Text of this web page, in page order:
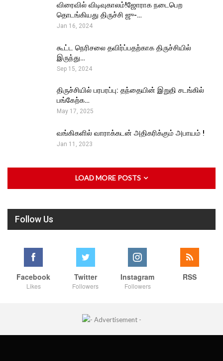
விரைவில் விடிவுகாலம்!ஜோராக நடைபெற
தொடங்கியது திருச்சி ஜு-…
Jan 16, 2024
கூட்ட நெரிசலை தவிர்ப்பதற்காக திருச்சியில்
இருந்து…
Sep 15, 2024
திருச்சியில் பரபரப்பு: தந்தையின் இறுதி சடங்கில்
பங்கேற்க…
May 17, 2025
வங்கிகளில் வாராக்கடன் அதிகரிக்கும் அபாயம் !
Jan 11, 2023
LOAD MORE POSTS
Follow Us
Facebook
Likes
Twitter
Followers
Instagram
Followers
RSS